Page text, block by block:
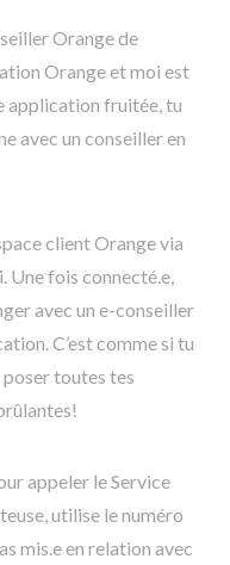
Orange de
Orange et moi est
application fruitée, tu
avec un conseiller en
client Orange via
Une fois connecté.e,
avec un e-conseiller
C’est comme si tu
toutes tes
appeler le Service
utilise le numéro
mis.e en relation avec